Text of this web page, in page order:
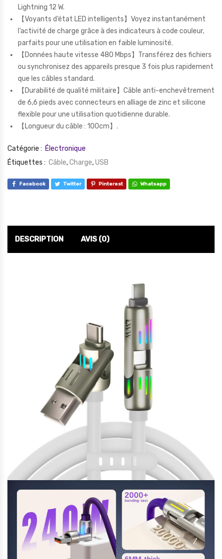
Lightning 12 W.
【Voyants d’état LED intelligents】Voyez instantanément
l’activité de charge grâce à des indicateurs à code couleur,
parfaits pour une utilisation en faible luminosité.
【Données haute vitesse 480 Mbps】Transférez des fichiers
ou synchronisez des appareils presque 3 fois plus rapidement
que les câbles standard.
【Durabilité de qualité militaire】Câble anti-enchevêtrement
de 6,6 pieds avec connecteurs en alliage de zinc et silicone
flexible pour une utilisation quotidienne durable.
【 Longueur du câble : 100cm】.
Catégorie : Électronique
Étiquettes : Câble,Charge,USB
Facebook Twitter Pinterest Whatsapp
DESCRIPTION AVIS (0)